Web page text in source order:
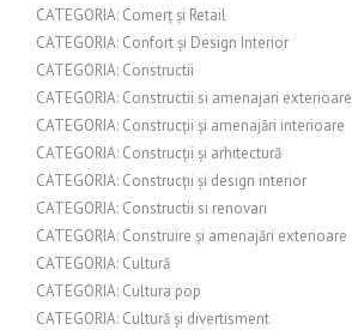
CATEGORIA: Comerț și Retail
CATEGORIA: Confort și Design Interior
CATEGORIA: Constructii
CATEGORIA: Constructii si amenajari exterioare
CATEGORIA: Construcții și amenajări interioare
CATEGORIA: Construcții și arhitectură
CATEGORIA: Construcții și design interior
CATEGORIA: Constructii si renovari
CATEGORIA: Construire și amenajări exterioare
CATEGORIA: Cultură
CATEGORIA: Cultura pop
CATEGORIA: Cultură și divertisment